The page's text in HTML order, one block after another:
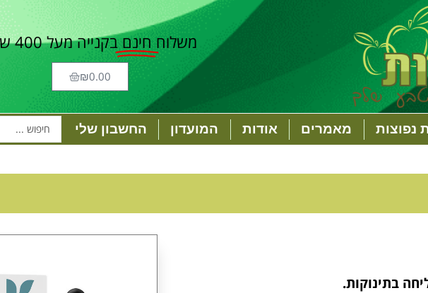
משלוח חינם בקנייה מעל 400 ש"ח
₪0.00
נפוצות מאמרים אודות המועדון החשבון שלי
בתינוקות.